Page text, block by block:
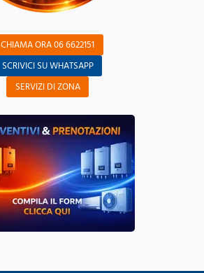
CHIAMA ORA 06 6622151
SCRIVICI SU WHATSAPP
SERVIZI DI ZONA